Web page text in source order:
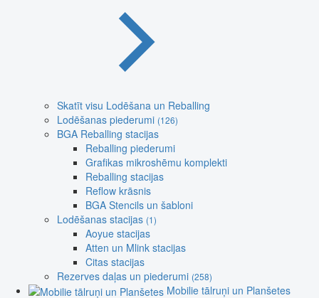
Skatīt visu Lodēšana un Reballing
Lodēšanas piederumi (126)
BGA Reballing stacijas
Reballing piederumi
Grafikas mikroshēmu komplekti
Reballing stacijas
Reflow krāsnis
BGA Stencils un šabloni
Lodēšanas stacijas (1)
Aoyue stacijas
Atten un Mlink stacijas
Citas stacijas
Rezerves daļas un piederumi (258)
Mobilie tālruņi un Planšetes